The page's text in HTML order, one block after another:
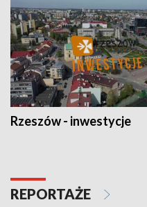
Rzeszów - inwestycje
REPORTAŻE